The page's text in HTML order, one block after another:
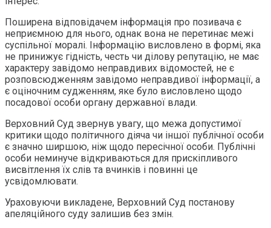
Поширена відповідачем інформація про позивача є
неприємною для нього, однак вона не перетинає межі
суспільної моралі. Інформацію висловлено в формі, яка
не принижує гідність, честь чи ділову репутацію, не має
характеру завідомо неправдивих відомостей, не є
розповсюдженням завідомо неправдивої інформації, а
є оціночним судженням, яке було висловлено щодо
посадової особи органу державної влади.
Верховний Суд звернув увагу, що межа допустимої
критики щодо політичного діяча чи іншої публічної особи
є значно ширшою, ніж щодо пересічної особи. Публічні
особи неминуче відкриваються для прискіпливого
висвітлення їх слів та вчинків і повинні це
усвідомлювати.
Ураховуючи викладене, Верховний Суд постанову
апеляційного суду залишив без змін.